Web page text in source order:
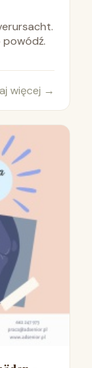
powódź.
więcej →